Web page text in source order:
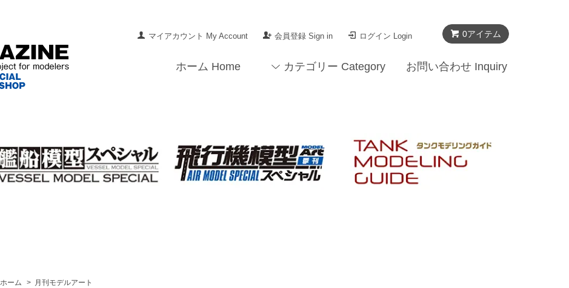
0アイテム
マイアカウント My Account 会員登録 Sign in ログイン Login
ホーム Home カテゴリー Category お問い合わせ Inquiry
ホーム > 月刊モデルアート